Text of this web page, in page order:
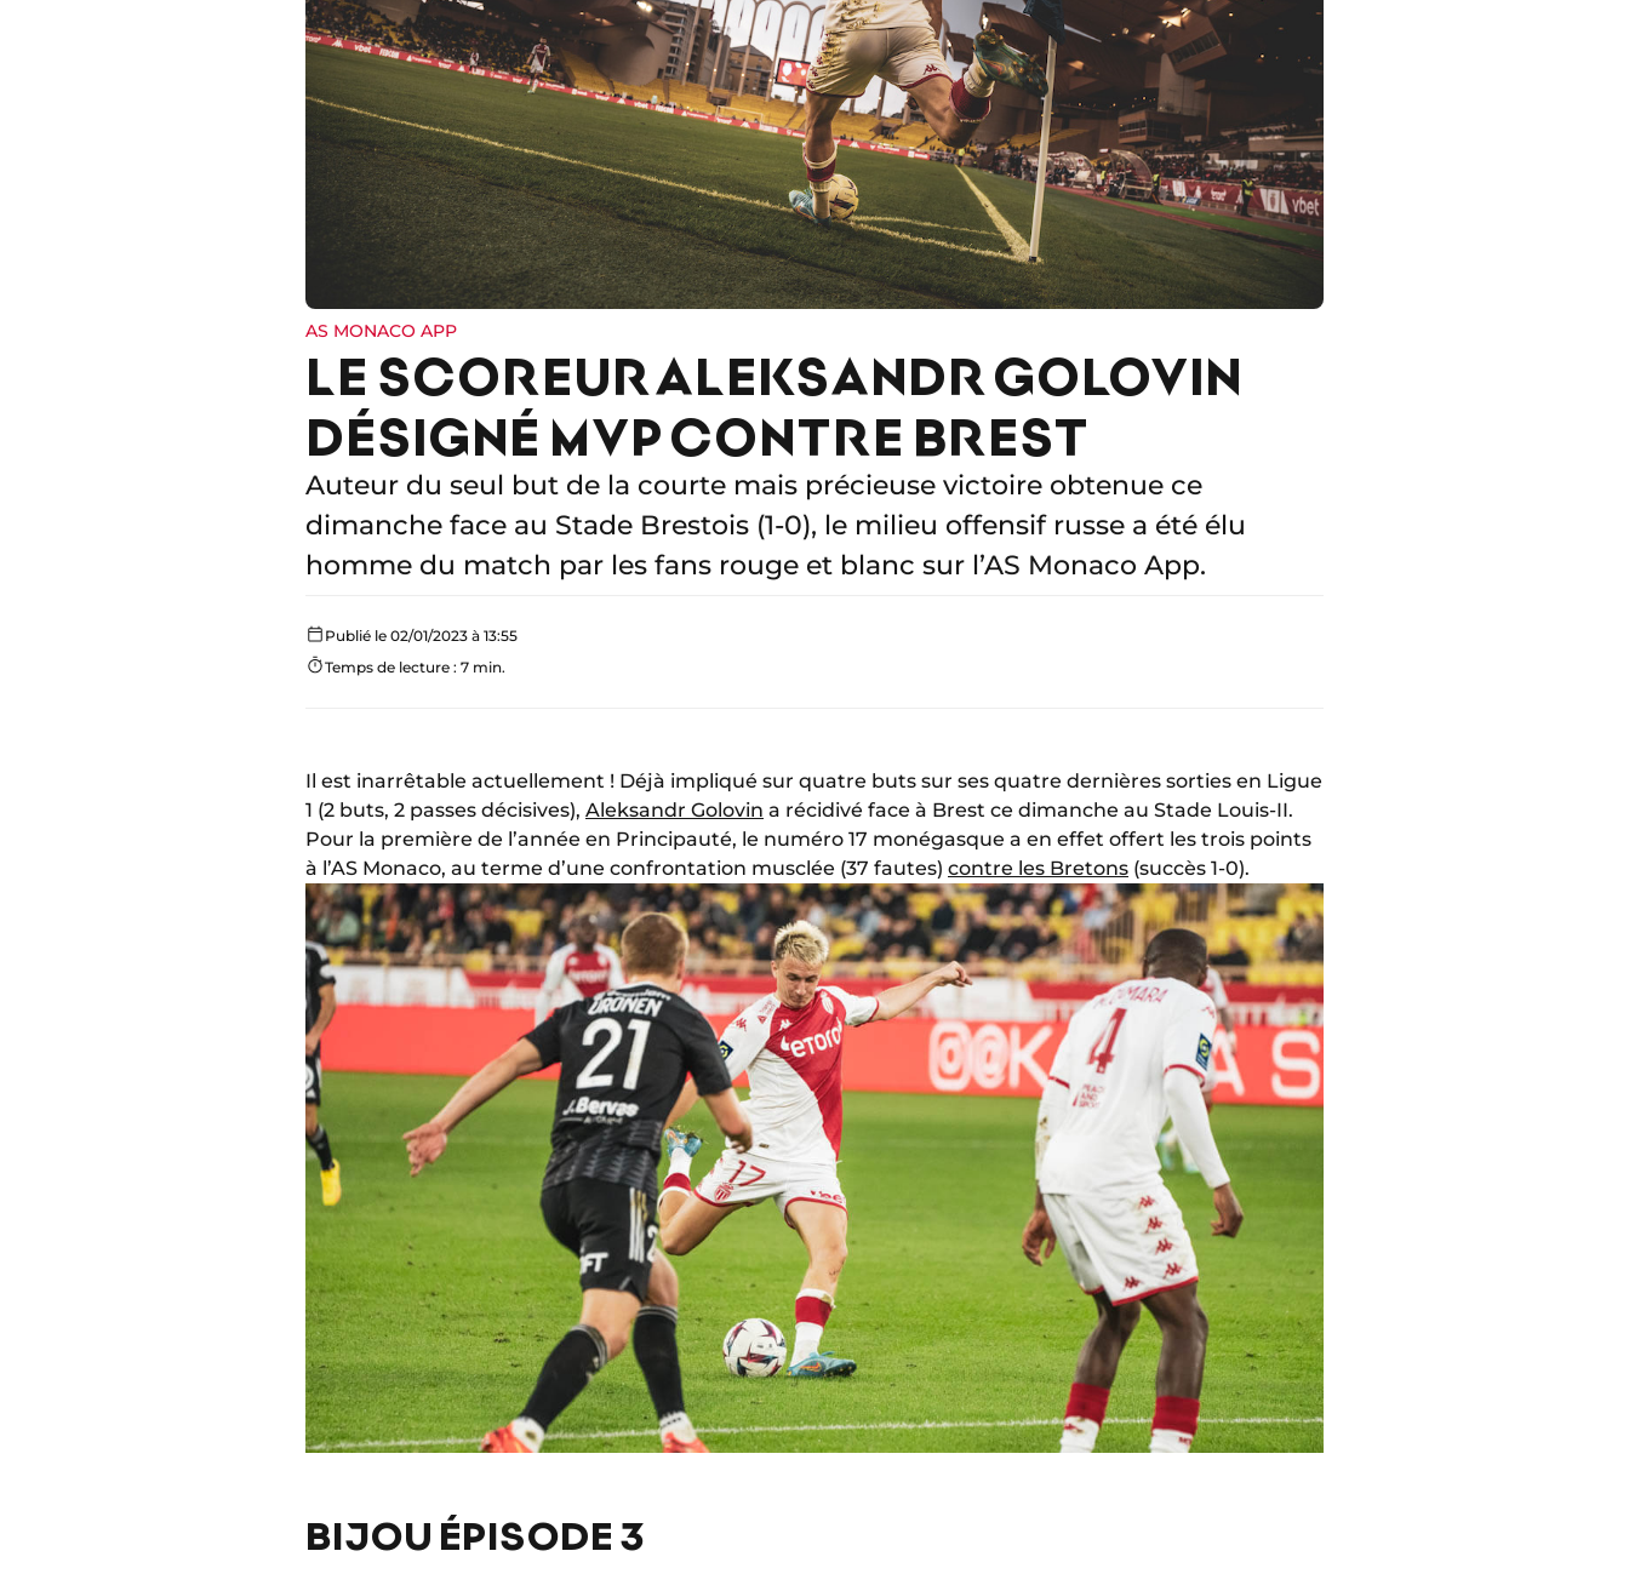
AS MONACO APP
LE SCOREUR ALEKSANDR GOLOVIN
DÉSIGNÉ MVP CONTRE BREST
Auteur du seul but de la courte mais précieuse victoire obtenue ce
dimanche face au Stade Brestois (1-0), le milieu offensif russe a été élu
homme du match par les fans rouge et blanc sur l’AS Monaco App.
Publié le 02/01/2023 à 13:55
Temps de lecture : 7 min.
Il est inarrêtable actuellement ! Déjà impliqué sur quatre buts sur ses quatre dernières sorties en Ligue
1 (2 buts, 2 passes décisives), Aleksandr Golovin a récidivé face à Brest ce dimanche au Stade Louis-II.
Pour la première de l’année en Principauté, le numéro 17 monégasque a en effet offert les trois points
à l’AS Monaco, au terme d’une confrontation musclée (37 fautes) contre les Bretons (succès 1-0).
BIJOU ÉPISODE 3